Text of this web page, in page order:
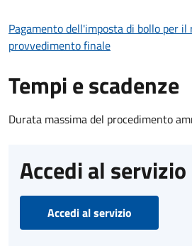
Pagamento dell'imposta di bollo per il
provvedimento finale
Tempi e scadenze
Durata massima del procedimento
Accedi al servizio
Accedi al servizio